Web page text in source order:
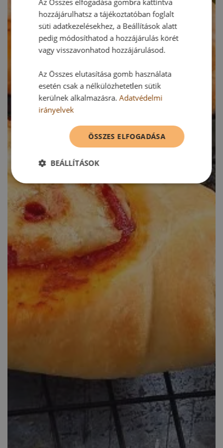
Az Összes elfogadása gombra kattintva
hozzájárulhatsz a tájékoztatóban foglalt
süti adatkezelésekhez, a Beállítások alatt
pedig módosíthatod a hozzájárulás körét
vagy visszavonhatod hozzájárulásod.
Az Összes elutasítása gomb használata
esetén csak a nélkülözhetetlen sütik
kerülnek alkalmazásra.Adatvédelmi
irányelvek
ÖSSZES ELFOGADÁSA
BEÁLLÍTÁSOK